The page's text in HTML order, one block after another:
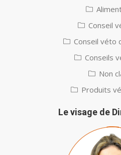
Conseil
Conseil véto
Conseils
Non
Produits
Le visage de